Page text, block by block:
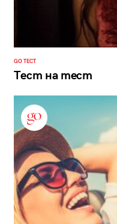
GO ТЕСТ
Тест на тест